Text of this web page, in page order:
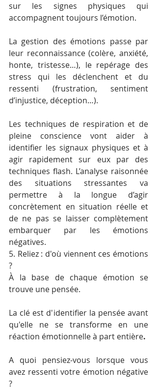
sur les signes physiques qui
accompagnent toujours l’émotion.
La gestion des émotions passe par
leur reconnaissance (colère, anxiété,
honte, tristesse…), le repérage des
stress qui les déclenchent et du
ressenti (frustration, sentiment
d’injustice, déception…).
Les techniques de respiration et de
pleine conscience vont aider à
identifier les signaux physiques et à
agir rapidement sur eux par des
techniques flash. L’analyse raisonnée
des situations stressantes va
permettre à la longue d’agir
concrètement en situation réelle et
de ne pas se laisser complètement
embarquer par les émotions
négatives.
5. Reliez : d'où viennent ces émotions
?
À la base de chaque émotion se
trouve une pensée.
La clé est d'identifier la pensée avant
qu'elle ne se transforme en une
réaction émotionnelle à part entière.
A quoi pensiez-vous lorsque vous
avez ressenti votre émotion négative
?